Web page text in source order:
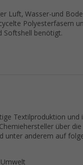
Luft, Wasser-und
Polyesterfasern
Softshell benötigt.
Textilproduktion
über
unter anderem auf